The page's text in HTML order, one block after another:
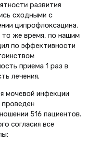
развития
сходными с
ципрофлоксацина,
то же время, по нашим
по эффективности
приема 1 раз в
лечения.
мочевой инфекции
516 пациентов.
согласия все